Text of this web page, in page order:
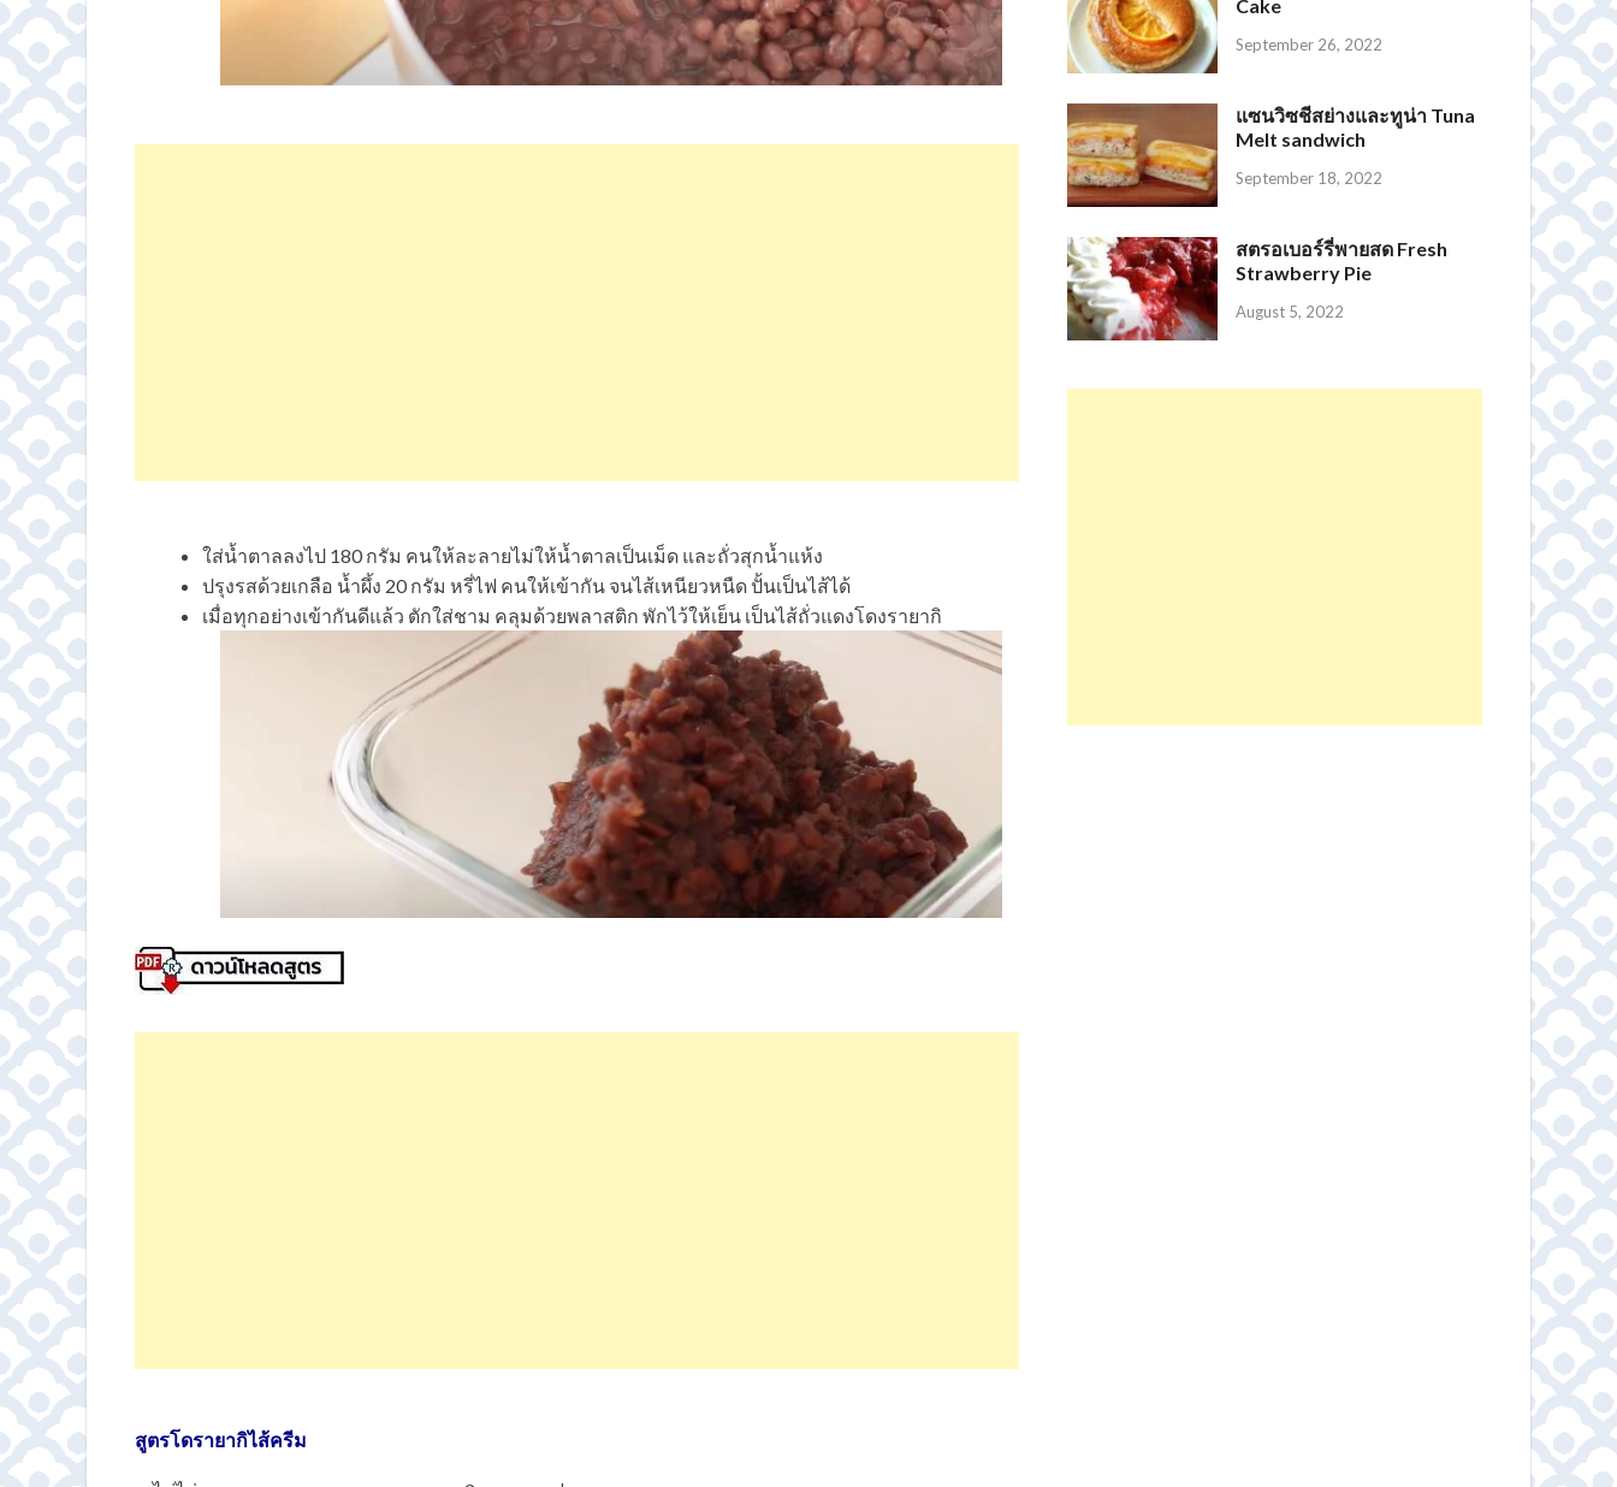
ใส่น้ำตาลลงไป 180 กรัม คนให้ละลายไม่ให้น้ำตาลเป็นเม็ด และถั่วสุกน้ำแห้ง
ปรุงรสด้วยเกลือ น้ำผึ้ง 20 กรัม หรี่ไฟ คนให้เข้ากัน จนไส้เหนียวหนืด ปั้นเป็นไส้ได้
เมื่อทุกอย่างเข้ากันดีแล้ว ตักใส่ชาม คลุมด้วยพลาสติก พักไว้ให้เย็น เป็นไส้ถั่วแดงโดงรายากิ
สูตรโดรายากิไส้ครีม
Cake
September 26, 2022
แซนวิซชีสย่างและทูน่า Tuna
Melt sandwich
September 18, 2022
สตรอเบอร์รี่พายสด Fresh
Strawberry Pie
August 5, 2022